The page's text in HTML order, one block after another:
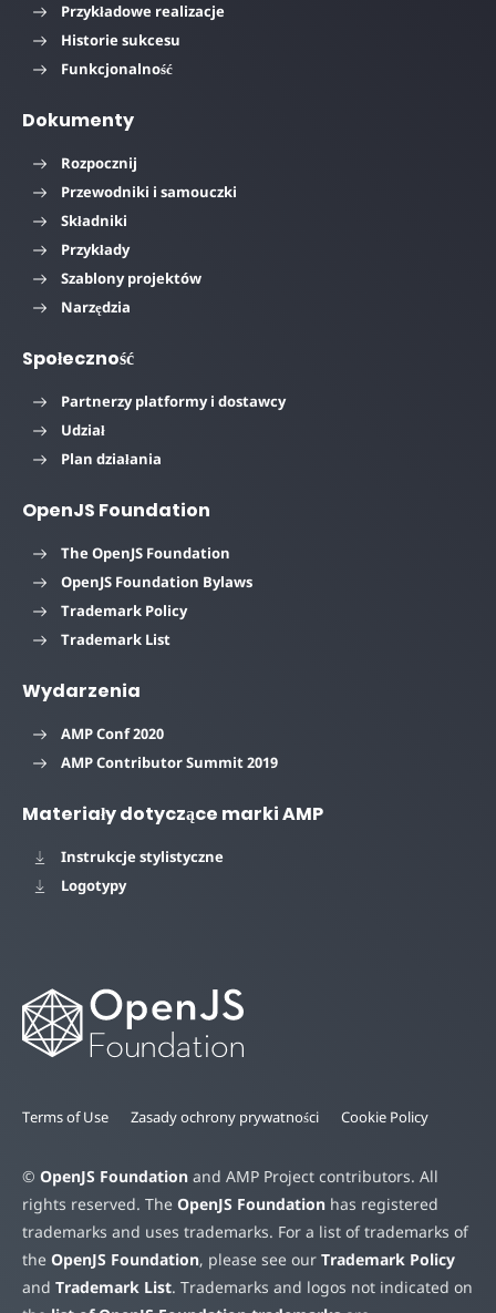
Przykładowe realizacje
Historie sukcesu
Funkcjonalność
Dokumenty
Rozpocznij
Przewodniki i samouczki
Składniki
Przykłady
Szablony projektów
Narzędzia
Społeczność
Partnerzy platformy i dostawcy
Udział
Plan działania
OpenJS Foundation
The OpenJS Foundation
OpenJS Foundation Bylaws
Trademark Policy
Trademark List
Wydarzenia
AMP Conf 2020
AMP Contributor Summit 2019
Materiały dotyczące marki AMP
Instrukcje stylistyczne
Logotypy
Terms of Use Zasady ochrony prywatności Cookie Policy
© OpenJS Foundation and AMP Project contributors. All
rights reserved. The OpenJS Foundation has registered
trademarks and uses trademarks. For a list of trademarks of
the OpenJS Foundation, please see our Trademark Policy
and Trademark List. Trademarks and logos not indicated on